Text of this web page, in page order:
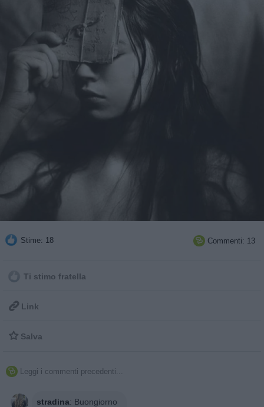
Stime: 18  Commenti: 13
Ti stimo fratella
 Link
 Salva
 Leggi i commenti precedenti...
stradina: Buongiorno